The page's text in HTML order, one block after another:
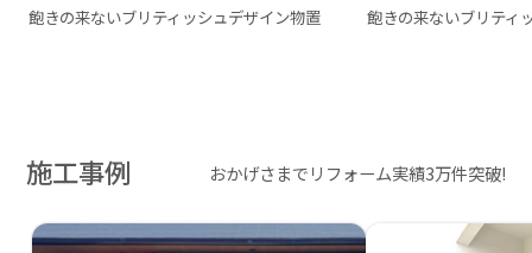
飽きの来ないブリティッシュデザイン物置 飽きの来ないブリティ
施工事例 おかげさまでリフォーム実績3万件突破!